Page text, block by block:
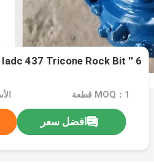
6 '' Iadc 437 Tricone Rock Bit محمل مطاطي مختوم
MOQ：1 قطعة
افضل سعر